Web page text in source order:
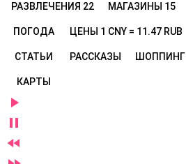
РАЗВЛЕЧЕНИЯ 22 МАГАЗИНЫ 15
ПОГОДА ЦЕНЫ 1 CNY = 11.47 RUB
СТАТЬИ РАССКАЗЫ ШОППИНГ
КАРТЫ


